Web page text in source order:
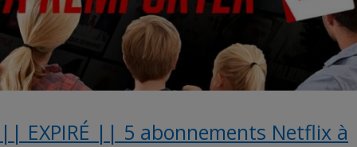
|| EXPIRÉ || 5 abonnements Netflix à